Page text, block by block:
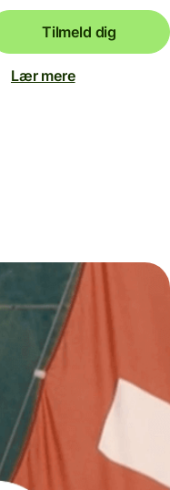
Tilmeld dig
Lær mere